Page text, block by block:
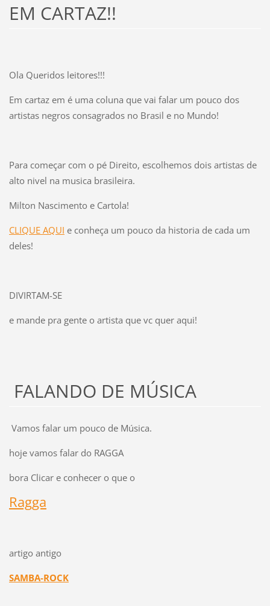
EM CARTAZ!!
Ola Queridos leitores!!!
Em cartaz em é uma coluna que vai falar um pouco dos
artistas negros consagrados no Brasil e no Mundo!
Para começar com o pé Direito, escolhemos dois artistas de
alto nivel na musica brasileira.
Milton Nascimento e Cartola!
CLIQUE AQUI e conheça um pouco da historia de cada um
deles!
DIVIRTAM-SE
e mande pra gente o artista que vc quer aqui!
FALANDO DE MÚSICA
Vamos falar um pouco de Música.
hoje vamos falar do RAGGA
bora Clicar e conhecer o que o
Ragga
artigo antigo
SAMBA-ROCK